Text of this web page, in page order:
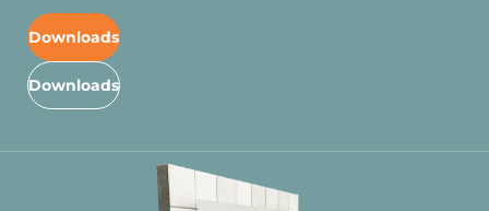
Downloads
Downloads